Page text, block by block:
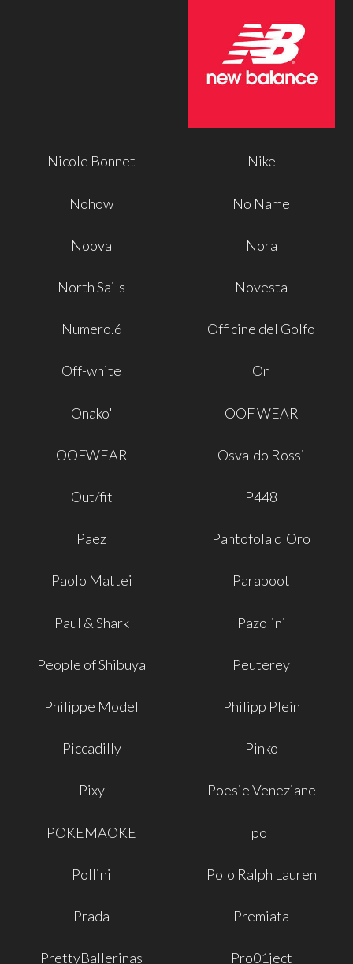
Nicole Bonnet Nike
Nohow No Name
Noova Nora
North Sails Novesta
Numero.6 Officine del Golfo
Off-white On
Onako' OOF WEAR
OOFWEAR Osvaldo Rossi
Out/fit P448
Paez Pantofola d'Oro
Paolo Mattei Paraboot
Paul & Shark Pazolini
People of Shibuya Peuterey
Philippe Model Philipp Plein
Piccadilly Pinko
Pixy Poesie Veneziane
POKEMAOKE pol
Pollini Polo Ralph Lauren
Prada Premiata
PrettyBallerinas Pro01ject